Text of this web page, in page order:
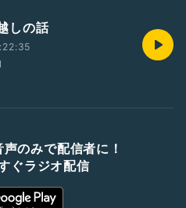
しの話
のみで配信者に！
ぐラジオ配信